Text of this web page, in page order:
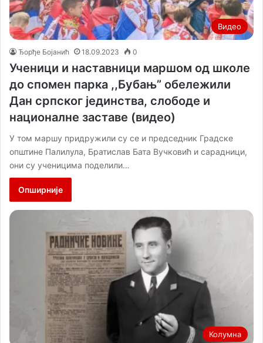
Видео
Ђорђе Бојанић 18.09.2023 0
Ученици и наставници маршом од школе
до спомен парка ,,Бубањ” обележили
Дан српског јединства, слободе и
националне заставе (видео)
У том маршу придружили су се и председник Градске
општине Палилула, Братислав Бата Вучковић и сарадници,
они су ученицима поделили…
Опширније
Колумна